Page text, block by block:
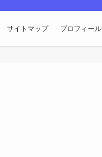
サイトマップ プロフィール